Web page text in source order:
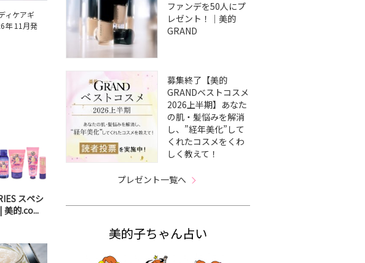
ィケアギ
年 11月発
スペシ
美的.co...
ファンデを50人にプ
レゼント！｜美的
GRAND
募集終了【美的
GRANDベストコスメ
2026上半期】あなた
の肌・髪悩みを解消
し、”経年美化”して
くれたコスメをくわ
しく教えて！
プレゼント一覧へ
美的子ちゃん占い